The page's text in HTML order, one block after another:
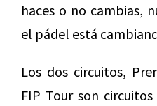
haces o no cambias,
el pádel está
Los dos circuitos,
FIP Tour son